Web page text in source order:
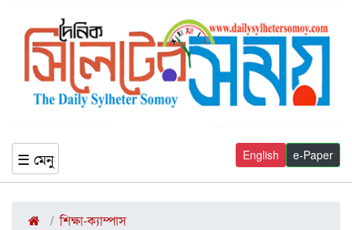
☰ মেনু e-Paper
English
শিক্ষা-ক্যাম্পাস